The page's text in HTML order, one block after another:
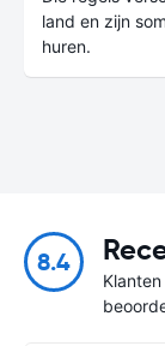
land en zijn
huren.
8.4